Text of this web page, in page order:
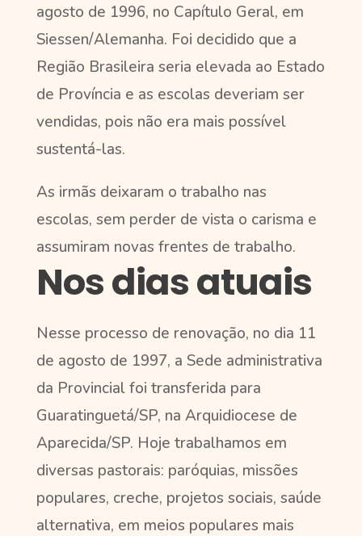
agosto de 1996, no Capítulo Geral, em
Siessen/Alemanha. Foi decidido que a
Região Brasileira seria elevada ao Estado
de Província e as escolas deveriam ser
vendidas, pois não era mais possível
sustentá-las.
As irmãs deixaram o trabalho nas
escolas, sem perder de vista o carisma e
assumiram novas frentes de trabalho.
Nos dias atuais
Nesse processo de renovação, no dia 11
de agosto de 1997, a Sede administrativa
da Provincial foi transferida para
Guaratinguetá/SP, na Arquidiocese de
Aparecida/SP. Hoje trabalhamos em
diversas pastorais: paróquias, missões
populares, creche, projetos sociais, saúde
alternativa, em meios populares mais